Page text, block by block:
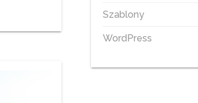
Szablony
WordPress